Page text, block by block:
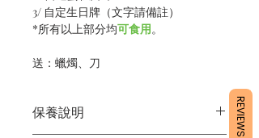
3/ 自定生日牌（文字請備註）
*所有以上部分均可食用。
送：蠟燭、刀
保養說明 REVIEWS